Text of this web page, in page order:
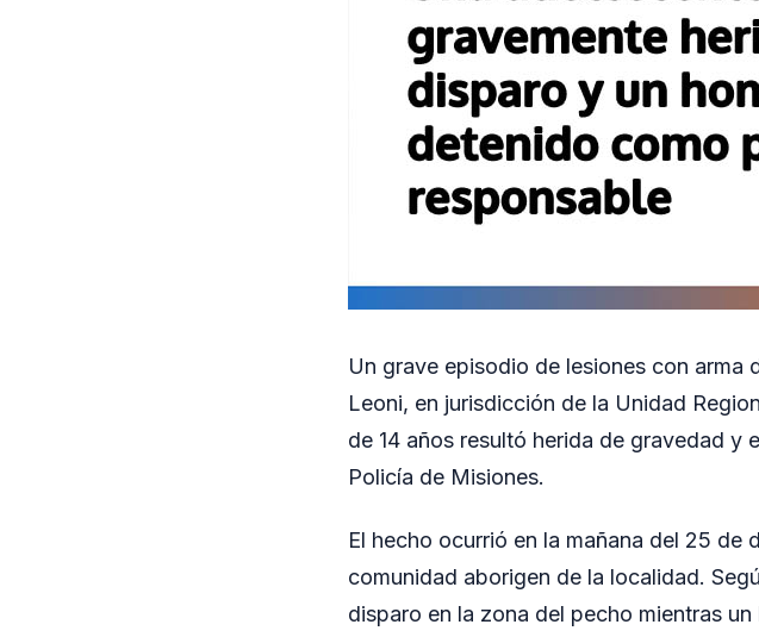
Un grave episodio de lesiones con
Leoni, en jurisdicción de la Unidad
de 14 años resultó herida de gravedad
Policía de Misiones.
El hecho ocurrió en la mañana del 25 de
comunidad aborigen de la localidad.
disparo en la zona del pecho mientras